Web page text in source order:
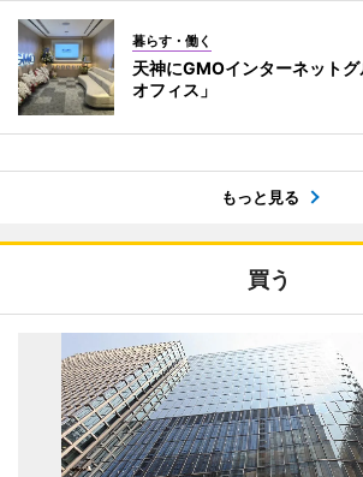
暮らす・働く
天神にGMOインターネット
オフィス」
もっと見る
買う